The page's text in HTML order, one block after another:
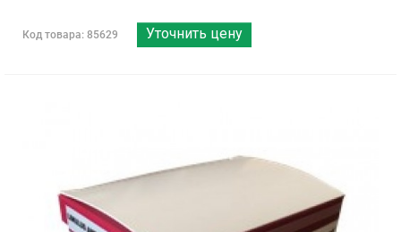
Код товара: 85629 Уточнить цену